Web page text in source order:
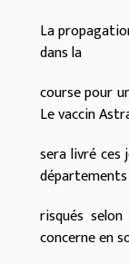
La
dans la
course pour
Le vaccin
sera livré ces
risqués
concerne en